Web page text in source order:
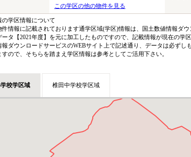
この学区の他の物件を見る
学区情報について
件情報に記載されております通学区域(学区)情報は、国土数値情報ダ
タ【2021年度】を元に加工したものですので、記載情報が現在の学
報ダウンロードサービスのWEBサイト上で記述通り、データは必ず
ので、そちらを踏まえ学区情報は参考としてご活用下さい。
校学区域 椎田中学校学区域